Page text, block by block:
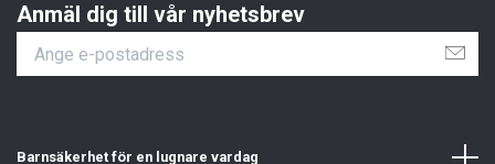
Anmäl dig till vår nyhetsbrev
Barnsäkerhet för en lugnare vardag